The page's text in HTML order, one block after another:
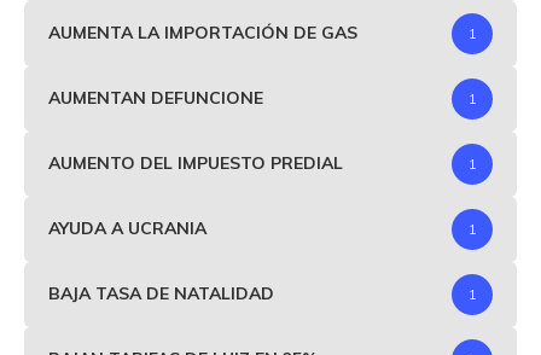
AUMENTA LA IMPORTACIÓN DE GAS 1
AUMENTAN DEFUNCIONE 1
AUMENTO DEL IMPUESTO PREDIAL 1
AYUDA A UCRANIA 1
BAJA TASA DE NATALIDAD 1